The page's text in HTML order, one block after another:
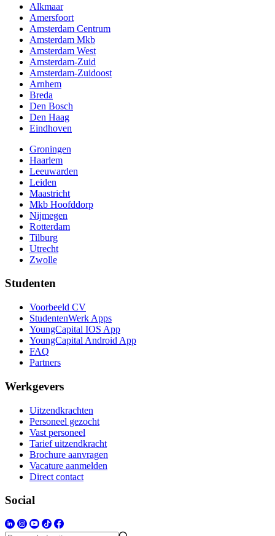
Alkmaar
Amersfoort
Amsterdam Centrum
Amsterdam Mkb
Amsterdam West
Amsterdam-Zuid
Amsterdam-Zuidoost
Arnhem
Breda
Den Bosch
Den Haag
Eindhoven
Groningen
Haarlem
Leeuwarden
Leiden
Maastricht
Mkb Hoofddorp
Nijmegen
Rotterdam
Tilburg
Utrecht
Zwolle
Studenten
Voorbeeld CV
StudentenWerk Apps
YoungCapital IOS App
YoungCapital Android App
FAQ
Partners
Werkgevers
Uitzendkrachten
Personeel gezocht
Vast personeel
Tarief uitzendkracht
Brochure aanvragen
Vacature aanmelden
Direct contact
Social